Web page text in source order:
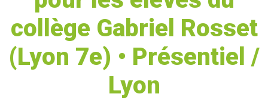
collège Gabriel Rosset
(Lyon 7e) • Présentiel /
Lyon